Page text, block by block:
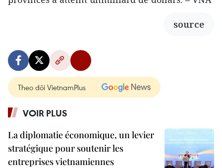
source
Theo dõi VietnamPlus
VOIR PLUS
La diplomatie économique, un levier
stratégique pour soutenir les
entreprises vietnamiennes